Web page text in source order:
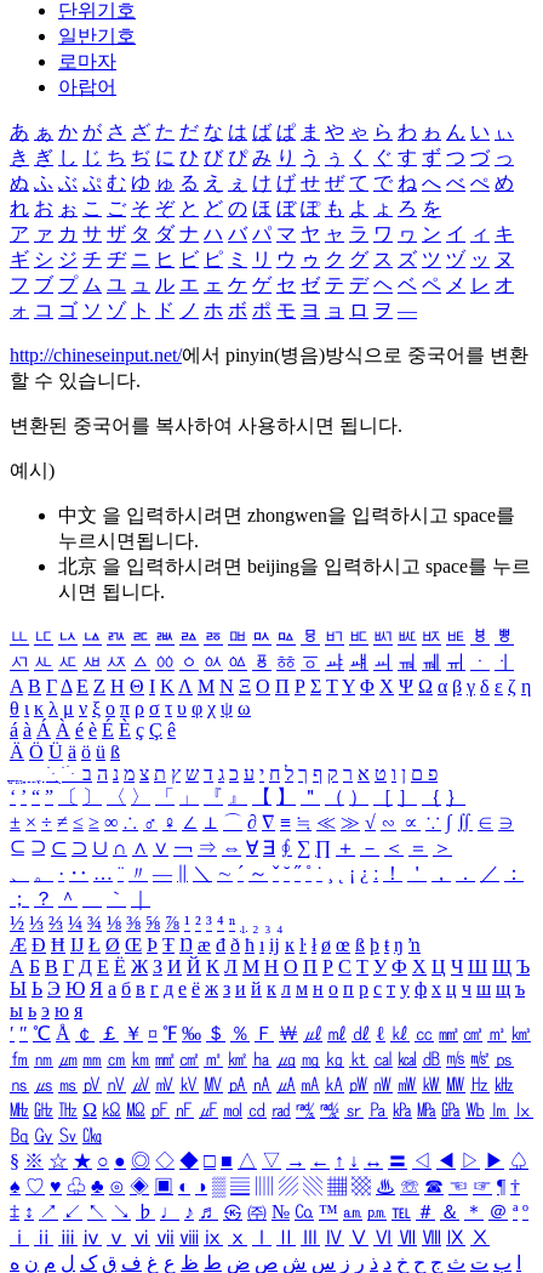
단위기호
일반기호
로마자
아랍어
あ ぁ か が さ ざ た だ な は ば ぱ ま や ゃ ら わ ゎ ん い ぃ
き ぎ し じ ち ぢ に ひ び ぴ み り う ぅ く ぐ す ず つ づ っ
ぬ ふ ぶ ぷ む ゆ ゅ る え ぇ け げ せ ぜ て で ね へ べ ぺ め
れ お ぉ こ ご そ ぞ と ど の ほ ぼ ぽ も よ ょ ろ を
ア ァ カ サ ザ タ ダ ナ ハ バ パ マ ヤ ャ ラ ワ ヮ ン イ ィ キ
ギ シ ジ チ ヂ ニ ヒ ビ ピ ミ リ ウ ゥ ク グ ス ズ ツ ヅ ッ ヌ
フ ブ プ ム ユ ュ ル エ ェ ケ ゲ セ ゼ テ デ ヘ ベ ペ メ レ オ
ォ コ ゴ ソ ゾ ト ド ノ ホ ボ ポ モ ヨ ョ ロ ヲ ―
http://chineseinput.net/에서 pinyin(병음)방식으로 중국어를 변환
할 수 있습니다.
변환된 중국어를 복사하여 사용하시면 됩니다.
예시)
中文 을 입력하시려면 zhongwen을 입력하시고 space를
누르시면됩니다.
北京 을 입력하시려면 beijing을 입력하시고 space를 누르
시면 됩니다.
ㅥ ㅦ ㅧ ㅨ ㅩ ㅪ ㅫ ㅬ ㅭ ㅮ ㅯ ㅰ ㅱ ㅲ ㅳ ㅴ ㅵ ㅶ ㅷ ㅸ
ㅹ
ㅺ ㅻ ㅼ ㅽ ㅾ ㅿ ㆀ ㆁ ㆂ ㆃ ㆄ ㆅ ㆆ ㆇ ㆈ ㆉ ㆊ ㆋ ㆌ ㆍ
ㆎ
Α Β ΓΔ Ε Ζ Η Θ Ι ΚΛ Μ Ν Ξ Ο Π Ρ Σ ΤΥ Φ Χ Ψ Ω α β γ δ ε ζ η
θ ι κ λ μ ν ξ ο π ρ σ τ υ φ χ ψ ω
á à Á À é è É È ç Ç ê
Ä Ö Ü ä ö ü ß
ִֶֹ ֻּ ׁׂ פ ם ן ו ט א ר ק ף ך ל ח י ע כ ג ד ש ץ ת צ מ נ ה ב
‘ ’ “ ” 〔 〕 〈 〉 「 」 『 』 【 】 ＂ （ ） ［ ］ ｛ ｝
± × ÷ ≠ ≤ ≥ ∞ ∴ ♂ ♀ ∠ ⊥ ⌒ ∂ ∇ ≡ ≒ ≪ ≫ √ ∽ ∝ ∵ ∫ ∬ ∈ ∋
⊆ ⊇ ⊂ ⊃ ∪ ∩ ∧ ∨ ￢ ⇒ ⇔ ∀ ∃ ∮ ∑ ∏ ＋ － ＜ ＝
＞
、
。 · ‥ … ¨ 〃 ― ＼ ∼ ´ ～ ˇ ˘ ˝ ˚ ˙ ¸ ¡ ¿ ː ！ ＇ ， ． ／
：
；
？ ＾ ｀
½ ⅓ ⅔ ¼ ¾ ⅛ ⅜ ⅝ ⅞ ¹ ² ³ ⁴ ⁿ ₁ ₂ ₃ ₄
Æ Ð Ħ Ĳ Ł Ø Œ Þ Ŧ Ŋ æ đ ð ħ ı ĳ ĸ ŀ ł ø œ ß þ ŧ ŋ ŉ
А Б В Г Д Е Ё Ж З И Й К Л М Н О П Р С Т У Ф Х Ц Ч Ш Щ Ъ
Ы Ь Э Ю Я а б в г д е ё ж з и й к л м н о п р с т у ф х ц ч ш щ ъ
ы ь э ю я
′ ″ ℃ Å ￠ ￡ ￥ ¤ ℉ ‰ ＄ ％ Ｆ ￦ ㎕ ㎖ ㎗ ℓ ㎘ ㏄ ㎣ ㎤ ㎥ ㎦
㎙ ㎚ ㎛ ㎜ ㎝ ㎞ ㎟ ㎠ ㎡ ㎢ ㏊ ㎍ ㎎ ㎏ ㏏ ㎈ ㎉ ㏈ ㎧ ㎨ ㎰
㎱ ㎲ ㎳ ㎴ ㎵ ㎶ ㎷ ㎸ ㎹ ㎀ ㎁ ㎂ ㎃ ㎄ ㎺ ㎻ ㎽ ㎾ ㎿ ㎐ ㎑
㎒ ㎓ ㎔ Ω ㏀ ㏁ ㎊ ㎋ ㎌ ㏖ ㏅ ㎭ ㎮ ㎯ ㏛ ㎩ ㎪ ㎫ ㎬ ㏝ ㏐
㏓
㏃ ㏉ ㏜ ㏆
§ ※ ☆ ★ ○ ● ◎ ◇ ◆ □ ■ △ ▽ → ← ↑ ↓ ↔ 〓 ◁ ◀ ▷ ▶ ♤
♠ ♡ ♥ ♧ ♣ ⊙ ◈ ▣ ◐ ◑ ▒ ▤ ▨ ▧ ▦ ▩ ♨ ☏ ☎ ☜ ☞ ¶ †
‡ ↕ ↗ ↙ ↖ ↘ ♭ ♩ ♪ ♬ ㉿ ㈜ № ㏇ ™ ㏂ ㏘ ℡ ＃ ＆ ＊ ＠ ª º
ⅰ
ⅱ ⅲ ⅳ ⅴ ⅵ ⅶ ⅷ ⅸ ⅹ Ⅳ Ⅴ Ⅵ Ⅶ Ⅷ Ⅸ Ⅹ
ب ت ث ج ح خ د ذ ر ز س ش ص ض ط ظ ع غ ف ق ک ل م ن ه